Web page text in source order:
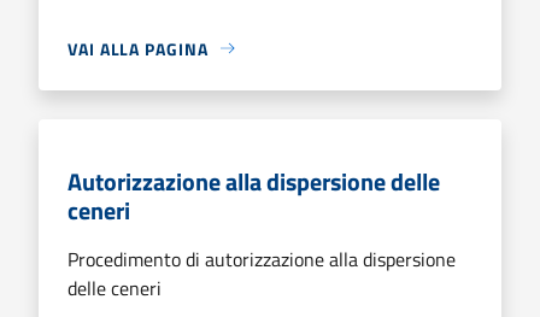
VAI ALLA PAGINA
Autorizzazione alla dispersione delle
ceneri
Procedimento di autorizzazione alla dispersione
delle ceneri